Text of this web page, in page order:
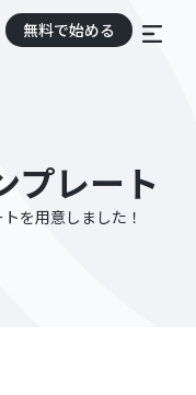
無料で始める
プレート
を用意しました！